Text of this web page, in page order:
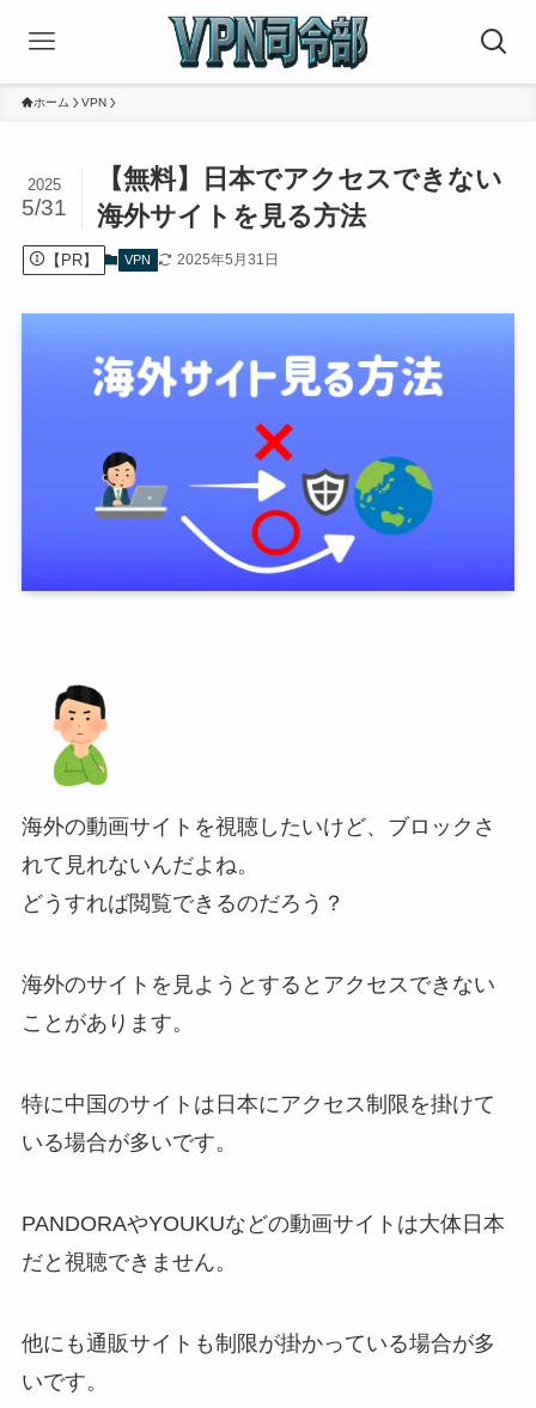
ホーム VPN
【無料】日本でアクセスできない
海外サイトを見る方法
2025
5/31
【PR】 VPN 2025年5月31日
海外の動画サイトを視聴したいけど、ブロックさ
れて見れないんだよね。
どうすれば閲覧できるのだろう？
海外のサイトを見ようとするとアクセスできない
ことがあります。
特に中国のサイトは日本にアクセス制限を掛けて
いる場合が多いです。
PANDORAやYOUKUなどの動画サイトは大体日本
だと視聴できません。
他にも通販サイトも制限が掛かっている場合が多
いです。